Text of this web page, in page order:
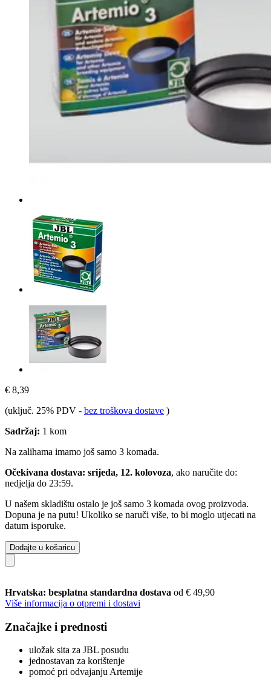
€ 8,39
(uključ. 25% PDV - bez troškova dostave )
Sadržaj: 1 kom
Na zalihama imamo još samo 3 komada.
Očekivana dostava: srijeda, 12. kolovoza, ako naručite do:
nedjelja do 23:59.
U našem skladištu ostalo je još samo 3 komada ovog proizvoda.
Dopuna je na putu! Ukoliko se naruči više, to bi moglo utjecati na
datum isporuke.
Dodajte u košaricu
Hrvatska: besplatna standardna dostava od € 49,90
Više informacija o otpremi i dostavi
Značajke i prednosti
uložak sita za JBL posudu
jednostavan za korištenje
pomoć pri odvajanju Artemije